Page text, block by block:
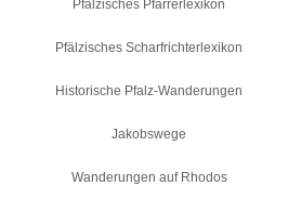
Pfälzisches Pfarrerlexikon
Pfälzisches Scharfrichterlexikon
Historische Pfalz-Wanderungen
Jakobswege
Wanderungen auf Rhodos